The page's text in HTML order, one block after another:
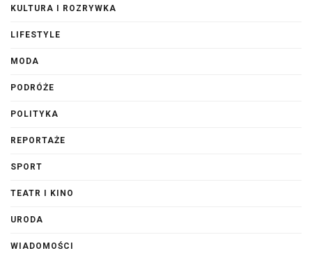
KULTURA I ROZRYWKA
LIFESTYLE
MODA
PODRÓŻE
POLITYKA
REPORTAŻE
SPORT
TEATR I KINO
URODA
WIADOMOŚCI